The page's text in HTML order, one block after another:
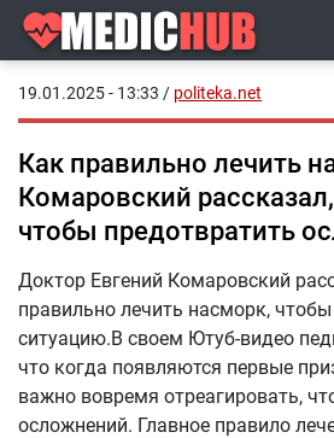
19.01.2025 - 13:33 / politeka.net
Как правильно лечить
Комаровский
чтобы предотвратить
Доктор Евгений Комаровский
правильно лечить насморк, чтобы
ситуацию.В своем Ютуб-видео
что когда появляются первые
важно вовремя отреагировать,
осложнений. Главное правило